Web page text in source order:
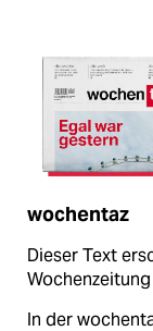
wochentaz
Dieser Text
In der